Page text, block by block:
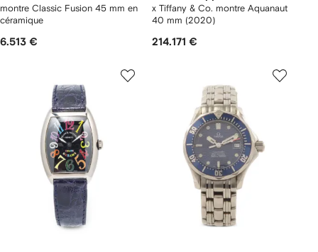
montre Classic Fusion 45 mm en
céramique
6.513 €
x Tiffany & Co. montre Aquanaut
40 mm (2020)
214.171 €